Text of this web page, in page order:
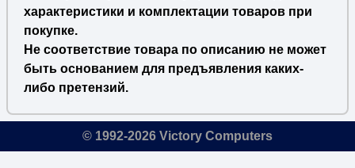
характеристики и комплектации товаров при
покупке.
Не соответствие товара по описанию не может
быть основанием для предъявления каких-
либо претензий.
© 1992-2026 Victory Computers